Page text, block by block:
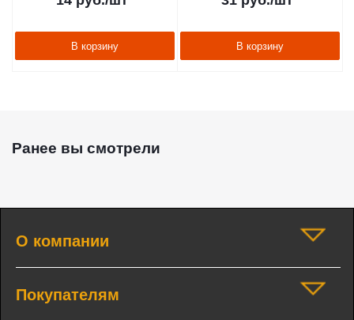
В корзину В корзину
Ранее вы смотрели
О компании
Покупателям